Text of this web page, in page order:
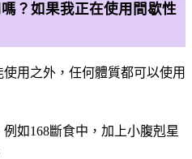
？如果我正在使用間歇性
用之外，任何體質都可以使用
如168斷食中，加上小腹剋星